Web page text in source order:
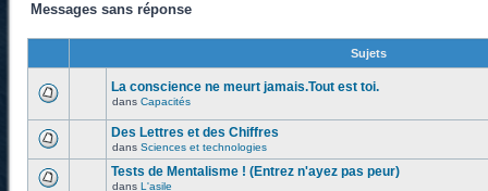
Messages sans réponse
Sujets
La conscience ne meurt jamais.Tout est toi.
dans Capacités
Des Lettres et des Chiffres
dans Sciences et technologies
Tests de Mentalisme ! (Entrez n'ayez pas peur)
dans L'asile